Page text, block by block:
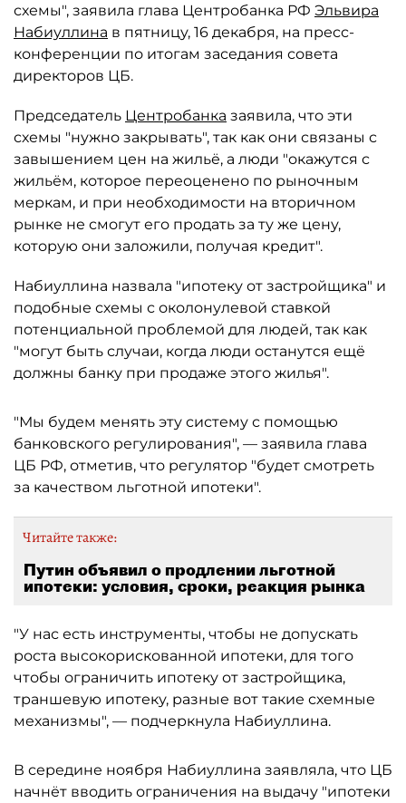
схемы", заявила глава Центробанка РФ Эльвира
Набиуллина в пятницу, 16 декабря, на пресс-
конференции по итогам заседания совета
директоров ЦБ.
Председатель Центробанка заявила, что эти
схемы "нужно закрывать", так как они связаны с
завышением цен на жильё, а люди "окажутся с
жильём, которое переоценено по рыночным
меркам, и при необходимости на вторичном
рынке не смогут его продать за ту же цену,
которую они заложили, получая кредит".
Набиуллина назвала "ипотеку от застройщика" и
подобные схемы с околонулевой ставкой
потенциальной проблемой для людей, так как
"могут быть случаи, когда люди останутся ещё
должны банку при продаже этого жилья".
"Мы будем менять эту систему с помощью
банковского регулирования", — заявила глава
ЦБ РФ, отметив, что регулятор "будет смотреть
за качеством льготной ипотеки".
Читайте также:
Путин объявил о продлении льготной
ипотеки: условия, сроки, реакция рынка
"У нас есть инструменты, чтобы не допускать
роста высокорискованной ипотеки, для того
чтобы ограничить ипотеку от застройщика,
траншевую ипотеку, разные вот такие схемные
механизмы", — подчеркнула Набиуллина.
В середине ноября Набиуллина заявляла, что ЦБ
начнёт вводить ограничения на выдачу "ипотеки